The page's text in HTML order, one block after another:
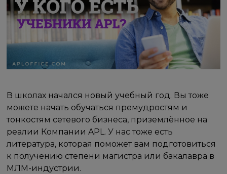
В школах начался новый учебный год. Вы тоже
можете начать обучаться премудростям и
тонкостям сетевого бизнеса, приземлённое на
реалии Компании APL. У нас тоже есть
литература, которая поможет вам подготовиться
к получению степени магистра или бакалавра в
МЛМ-индустрии.